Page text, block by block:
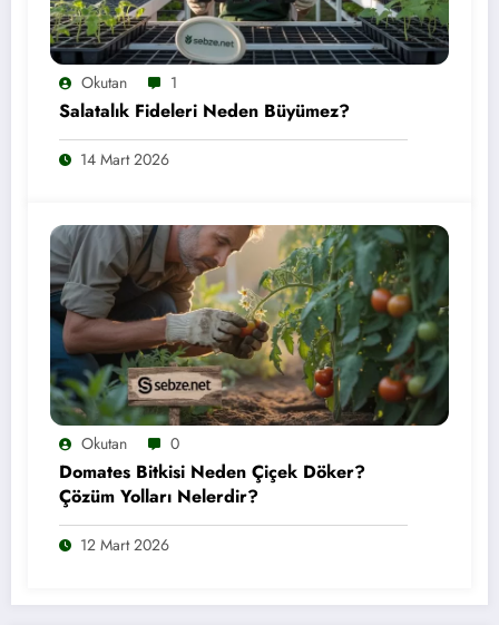
Okutan 1
Salatalık Fideleri Neden Büyümez?
14 Mart 2026
Okutan 0
Domates Bitkisi Neden Çiçek Döker?
Çözüm Yolları Nelerdir?
12 Mart 2026